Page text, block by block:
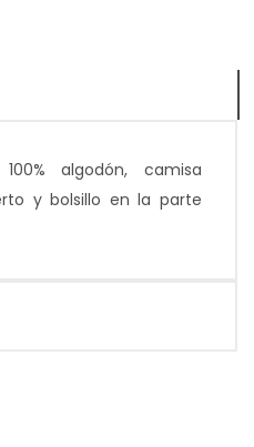
algodón, camisa
y bolsillo en la parte